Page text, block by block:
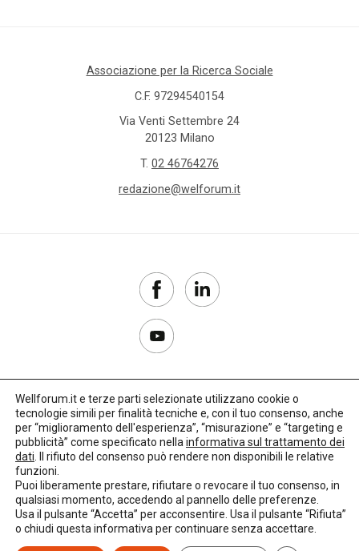
Associazione per la Ricerca Sociale
C.F. 97294540154
Via Venti Settembre 24
20123 Milano
T. 02 46764276
redazione@welforum.it
Copyright 2017–2026
Privacy Policy
Credits: LO Studio
Wellforum.it e terze parti selezionate utilizzano cookie o
tecnologie simili per finalità tecniche e, con il tuo consenso, anche
per “miglioramento dell'esperienza”, “misurazione” e “targeting e
pubblicità” come specificato nella informativa sul trattamento dei
dati . Il rifiuto del consenso può rendere non disponibili le relative
funzioni.
Puoi liberamente prestare, rifiutare o revocare il tuo consenso, in
qualsiasi momento, accedendo al pannello delle preferenze.
Usa il pulsante “Accetta” per acconsentire. Usa il pulsante “Rifiuta”
o chiudi questa informativa per continuare senza accettare.